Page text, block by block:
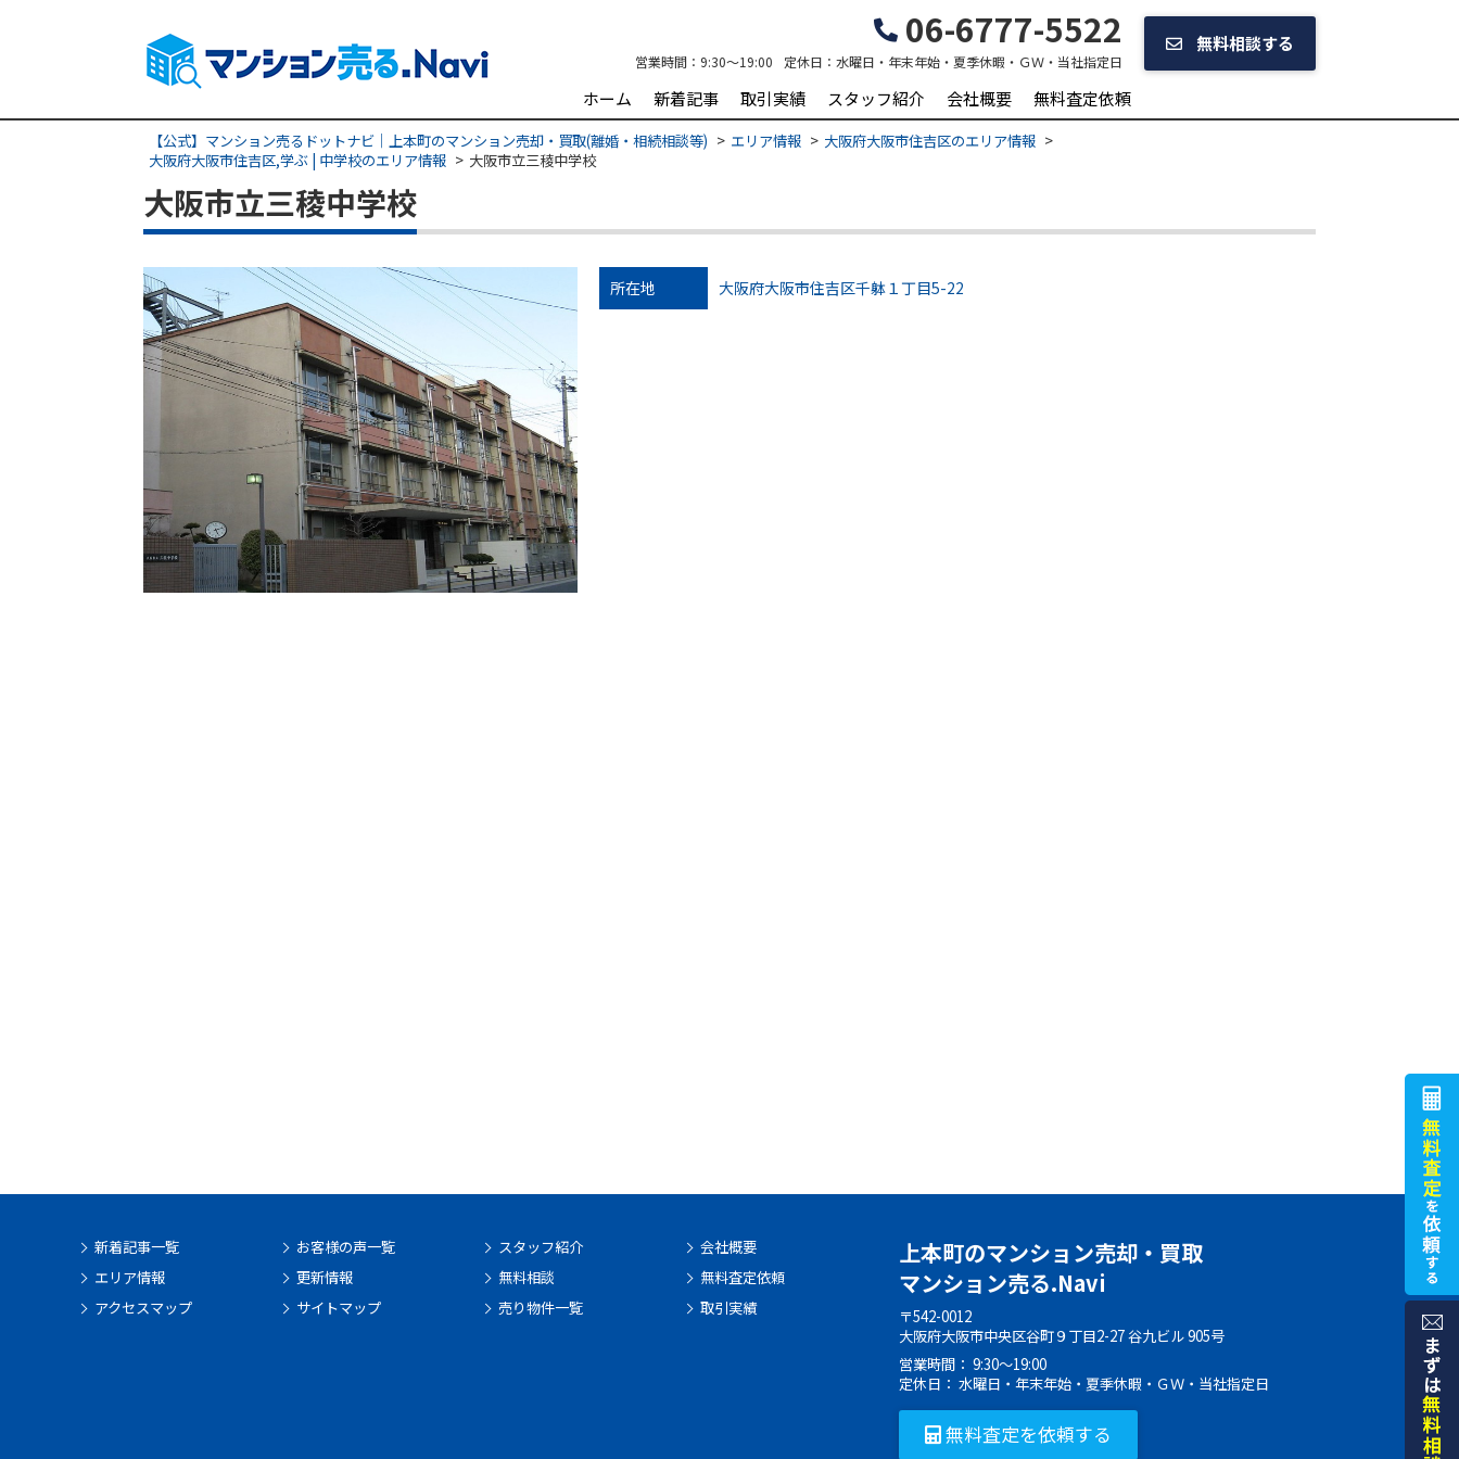
06-6777-5522
営業時間： 9:30～19:00 定休日： 水曜日・年末年始・夏季休暇・ＧＷ・当社指定日
無料相談する
ホーム 新着記事 取引実績 スタッフ紹介 会社概要 無料査定依頼
【公式】マンション売るドットナビ｜上本町のマンション売却・買取(離婚・相続相談等) エリア情報
大阪府大阪市住吉区のエリア情報
大阪府大阪市住吉区,学ぶ | 中学校のエリア情報
大阪市立三稜中学校
大阪市立三稜中学校
所在地 大阪府大阪市住吉区千躰１丁目5-22
新着記事一覧
エリア情報
アクセスマップ
お客様の声一覧
更新情報
サイトマップ
スタッフ紹介
無料相談
売り物件一覧
会社概要
無料査定依頼
取引実績
上本町のマンション売却・買取
マンション売る.Navi
〒542-0012
大阪府大阪市中央区谷町９丁目2-27 谷九ビル 905号
営業時間： 9:30～19:00
定休日： 水曜日・年末年始・夏季休暇・ＧＷ・当社指定日
無料査定を依頼する